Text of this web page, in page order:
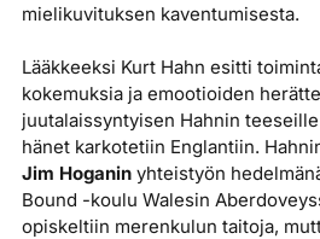
mielikuvituksen kaventumisesta.
Lääkkeeksi Kurt Hahn esitti
kokemuksia ja emootioiden
juutalaissyntyisen Hahnin
hänet karkotetiin Englantiin.
Jim Hoganinyhteistyön
Bound -koulu Walesin
opiskeltiin merenkulun taitoja,